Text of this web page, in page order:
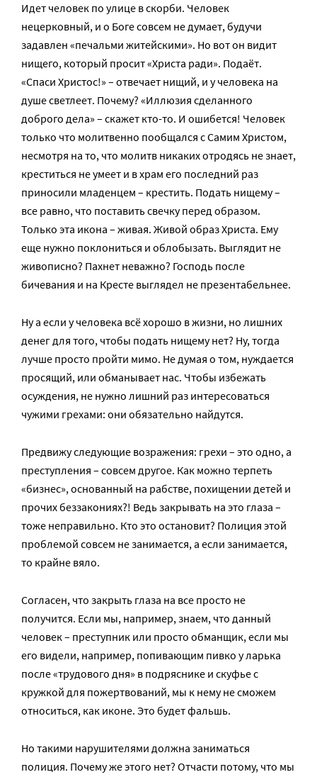
Идет человек по улице в скорби. Человек
нецерковный, и о Боге совсем не думает, будучи
задавлен «печальми житейскими». Но вот он видит
нищего, который просит «Христа ради». Подаёт.
«Спаси Христос!» – отвечает нищий, и у человека на
душе светлеет. Почему? «Иллюзия сделанного
доброго дела» – скажет кто-то. И ошибется! Человек
только что молитвенно пообщался с Самим Христом,
несмотря на то, что молитв никаких отродясь не знает,
креститься не умеет и в храм его последний раз
приносили младенцем – крестить. Подать нищему –
все равно, что поставить свечку перед образом.
Только эта икона – живая. Живой образ Христа. Ему
еще нужно поклониться и облобызать. Выглядит не
живописно? Пахнет неважно? Господь после
бичевания и на Кресте выглядел не презентабельнее.
Ну а если у человека всё хорошо в жизни, но лишних
денег для того, чтобы подать нищему нет? Ну, тогда
лучше просто пройти мимо. Не думая о том, нуждается
просящий, или обманывает нас. Чтобы избежать
осуждения, не нужно лишний раз интересоваться
чужими грехами: они обязательно найдутся.
Предвижу следующие возражения: грехи – это одно, а
преступления – совсем другое. Как можно терпеть
«бизнес», основанный на рабстве, похищении детей и
прочих беззакониях?! Ведь закрывать на это глаза –
тоже неправильно. Кто это остановит? Полиция этой
проблемой совсем не занимается, а если занимается,
то крайне вяло.
Согласен, что закрыть глаза на все просто не
получится. Если мы, например, знаем, что данный
человек – преступник или просто обманщик, если мы
его видели, например, попивающим пивко у ларька
после «трудового дня» в подряснике и скуфье с
кружкой для пожертвований, мы к нему не сможем
относиться, как иконе. Это будет фальшь.
Но такими нарушителями должна заниматься
полиция. Почему же этого нет? Отчасти потому, что мы